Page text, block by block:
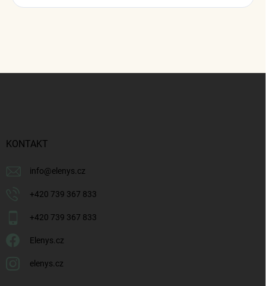
KONTAKT
info@elenys.cz
+420 739 367 833
+420 739 367 833
Elenys.cz
elenys.cz